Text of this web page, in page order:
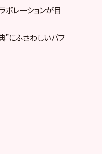
ボレーションが目
”にふさわしいパフ